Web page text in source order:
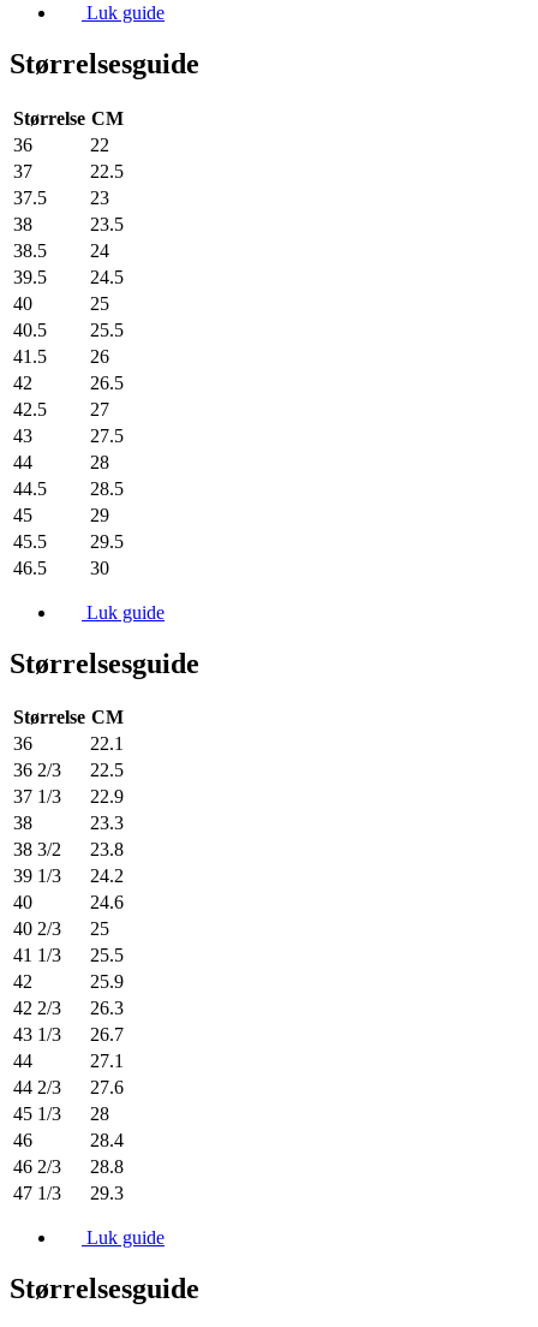
Luk guide
Størrelsesguide
Størrelse CM
36
22
37
22.5
37.5
23
38
23.5
38.5
24
39.5
24.5
40
25
40.5
25.5
41.5
26
42
26.5
42.5
27
43
27.5
44
28
44.5
28.5
45
29
45.5
29.5
46.5
30
Luk guide
Størrelsesguide
Størrelse CM
36
22.1
36 2/3
22.5
37 1/3
22.9
38
23.3
38 3/2
23.8
39 1/3
24.2
40
24.6
40 2/3
25
41 1/3
25.5
42
25.9
42 2/3
26.3
43 1/3
26.7
44
27.1
44 2/3
27.6
45 1/3
28
46
28.4
46 2/3
28.8
47 1/3
29.3
Luk guide
Størrelsesguide